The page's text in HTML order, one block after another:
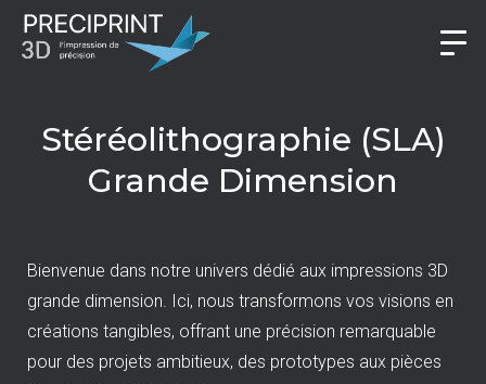
Stéréolithographie (SLA)
Grande Dimension
Bienvenue dans notre univers dédié aux impressions 3D
grande dimension. Ici, nous transformons vos visions en
créations tangibles, offrant une précision remarquable
pour des projets ambitieux, des prototypes aux pièces